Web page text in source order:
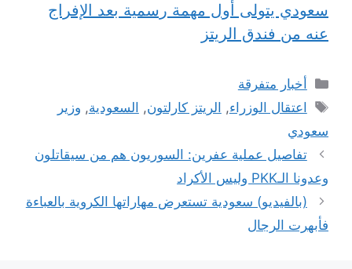
سعودي يتولى أول مهمة رسمية بعد الإفراج
عنه من فندق الريتز
التصنيفات
أخبار متفرقة
الوسوم
اعتقال الوزراء, الريتز كارلتون, السعودية, وزير
سعودي
تفاصيل عملية عفرين: السوريون هم من سيقاتلون
وعدونا الـPKK وليس الأكراد
(بالفيديو) سعودية تستعرض مهاراتها الكروية بالعباءة
فأبهرت الرجال